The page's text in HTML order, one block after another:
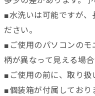
■水洗いは可能ですが、
ださい。
■ご使用のパソコンのモ
柄が異なって見える場
■ご使用の前に、取り扱
■個装箱が付属しており